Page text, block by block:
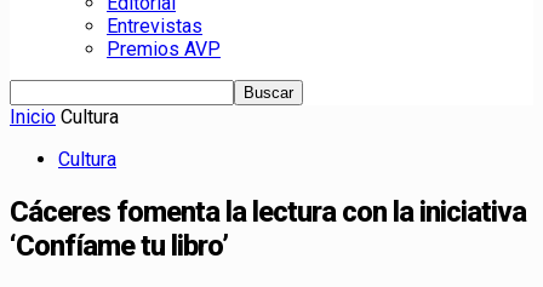
Entrevistas
Premios AVP
Inicio Cultura
Cultura
Cáceres fomenta la lectura con la iniciativa
‘Confíame tu libro’